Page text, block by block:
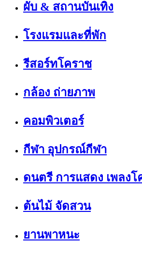
ผับ & สถานบันเทิง
โรงแรมและที่พัก
รีสอร์ทโคราช
กล้อง ถ่ายภาพ
คอมพิวเตอร์
กีฬา อุปกรณ์กีฬา
ดนตรี การแสดง เพลงโ
ต้นไม้ จัดสวน
ยานพาหนะ